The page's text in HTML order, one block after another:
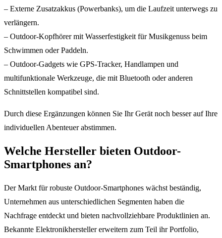
– Externe Zusatzakkus (Powerbanks), um die Laufzeit unterwegs zu
verlängern.
– Outdoor-Kopfhörer mit Wasserfestigkeit für Musikgenuss beim
Schwimmen oder Paddeln.
– Outdoor-Gadgets wie GPS-Tracker, Handlampen und
multifunktionale Werkzeuge, die mit Bluetooth oder anderen
Schnittstellen kompatibel sind.
Durch diese Ergänzungen können Sie Ihr Gerät noch besser auf Ihre
individuellen Abenteuer abstimmen.
Welche Hersteller bieten Outdoor-
Smartphones an?
Der Markt für robuste Outdoor-Smartphones wächst beständig,
Unternehmen aus unterschiedlichen Segmenten haben die
Nachfrage entdeckt und bieten nachvollziehbare Produktlinien an.
Bekannte Elektronikhersteller erweitern zum Teil ihr Portfolio,